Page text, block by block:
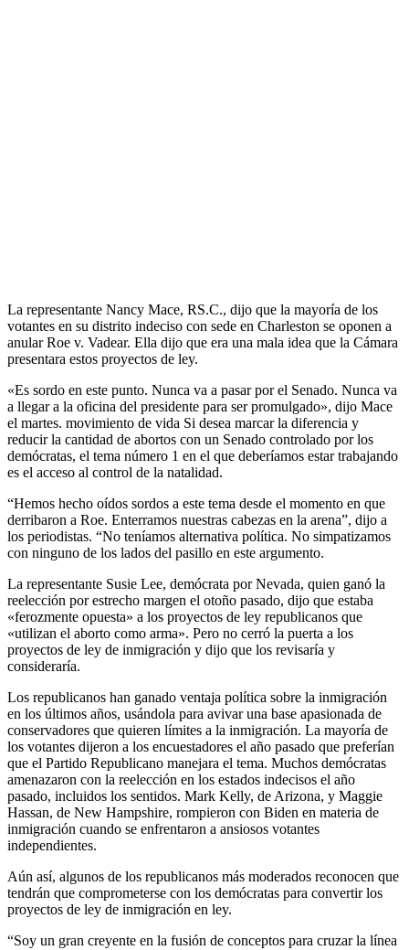
La representante Nancy Mace, RS.C., dijo que la mayoría de los
votantes en su distrito indeciso con sede en Charleston se oponen a
anular Roe v. Vadear. Ella dijo que era una mala idea que la Cámara
presentara estos proyectos de ley.
«Es sordo en este punto. Nunca va a pasar por el Senado. Nunca va
a llegar a la oficina del presidente para ser promulgado», dijo Mace
el martes. movimiento de vida Si desea marcar la diferencia y
reducir la cantidad de abortos con un Senado controlado por los
demócratas, el tema número 1 en el que deberíamos estar trabajando
es el acceso al control de la natalidad.
“Hemos hecho oídos sordos a este tema desde el momento en que
derribaron a Roe. Enterramos nuestras cabezas en la arena”, dijo a
los periodistas. “No teníamos alternativa política. No simpatizamos
con ninguno de los lados del pasillo en este argumento.
La representante Susie Lee, demócrata por Nevada, quien ganó la
reelección por estrecho margen el otoño pasado, dijo que estaba
«ferozmente opuesta» a los proyectos de ley republicanos que
«utilizan el aborto como arma». Pero no cerró la puerta a los
proyectos de ley de inmigración y dijo que los revisaría y
consideraría.
Los republicanos han ganado ventaja política sobre la inmigración
en los últimos años, usándola para avivar una base apasionada de
conservadores que quieren límites a la inmigración. La mayoría de
los votantes dijeron a los encuestadores el año pasado que preferían
que el Partido Republicano manejara el tema. Muchos demócratas
amenazaron con la reelección en los estados indecisos el año
pasado, incluidos los sentidos. Mark Kelly, de Arizona, y Maggie
Hassan, de New Hampshire, rompieron con Biden en materia de
inmigración cuando se enfrentaron a ansiosos votantes
independientes.
Aún así, algunos de los republicanos más moderados reconocen que
tendrán que comprometerse con los demócratas para convertir los
proyectos de ley de inmigración en ley.
“Soy un gran creyente en la fusión de conceptos para cruzar la línea